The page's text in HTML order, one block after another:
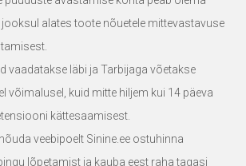
jooksul alates toote nõuetele mittevastavuse
vaadatakse läbi ja Tarbijaga võetakse
võimalusel, kuid mitte hiljem kui 14 päeva
kättesaamisest.
veebipoelt Sinine.ee ostuhinna
lõpetamist ja kauba eest raha tagasi